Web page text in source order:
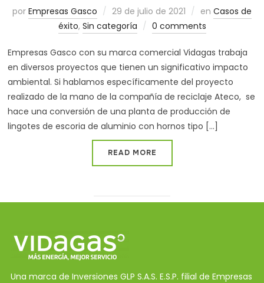
por Empresas Gasco 29 de julio de 2021 en Casos de
éxito, Sin categoría 0 comments
Empresas Gasco con su marca comercial Vidagas trabaja
en diversos proyectos que tienen un significativo impacto
ambiental. Si hablamos específicamente del proyecto
realizado de la mano de la compañía de reciclaje Ateco, se
hace una conversión de una planta de producción de
lingotes de escoria de aluminio con hornos tipo [...]
READ MORE
Una marca de Inversiones GLP S.A.S. E.S.P. filial de Empresas